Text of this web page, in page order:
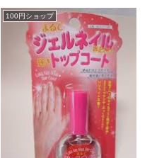
と被っていることも多いです...
100円ショップ